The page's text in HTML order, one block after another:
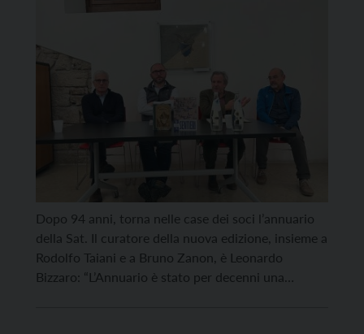
Dopo 94 anni, torna nelle case dei soci l’annuario
della Sat. Il curatore della nuova edizione, insieme a
Rodolfo Taiani e a Bruno Zanon, è Leonardo
Bizzaro: “L’Annuario è stato per decenni una